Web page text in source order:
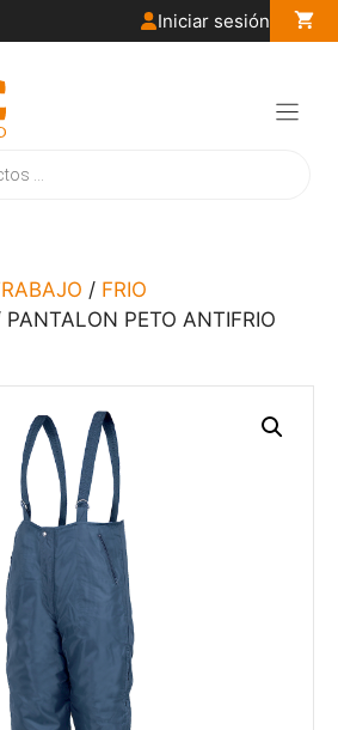
Iniciar sesión
/ FRIO
PANTALON PETO ANTIFRIO